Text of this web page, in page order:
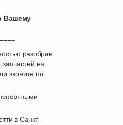
Вашему
разобран
на
звоните по
в Санкт-